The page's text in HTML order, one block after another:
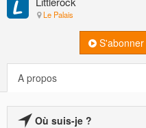
Le Palais
S'abonner
A propos
Où suis-je ?